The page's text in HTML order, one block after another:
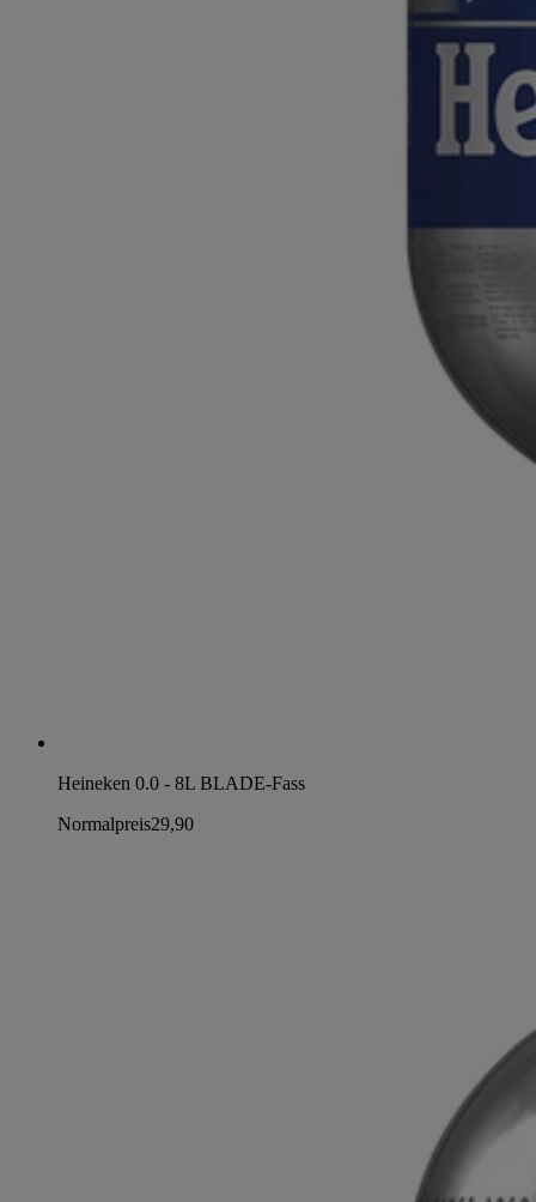
Heineken 0.0 - 8L BLADE-Fass
Normalpreis29,90